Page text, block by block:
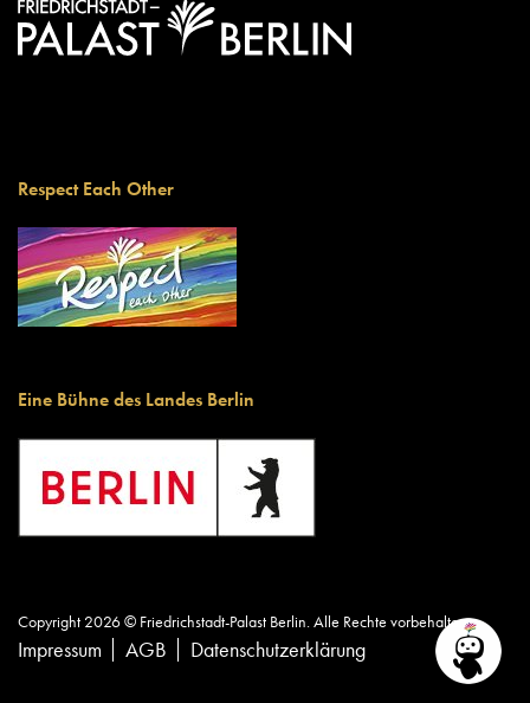
Respect Each Other
Eine Bühne des Landes Berlin
Copyright 2026 © Friedrichstadt-Palast Berlin. Alle Rechte vorbehalten.
Impressum AGB Datenschutzerklärung